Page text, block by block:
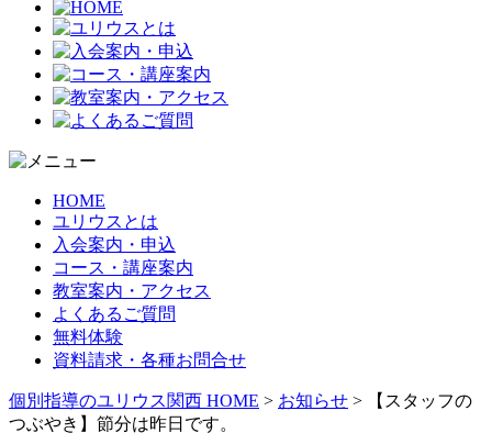
HOME
ユリウスとは
入会案内・申込
コース・講座案内
教室案内・アクセス
よくあるご質問
無料体験
資料請求・各種お問合せ
個別指導のユリウス関西 HOME > お知らせ >
【スタッフの
つぶやき】節分は昨日です。